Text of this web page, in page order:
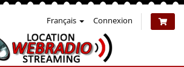
Français Connexion